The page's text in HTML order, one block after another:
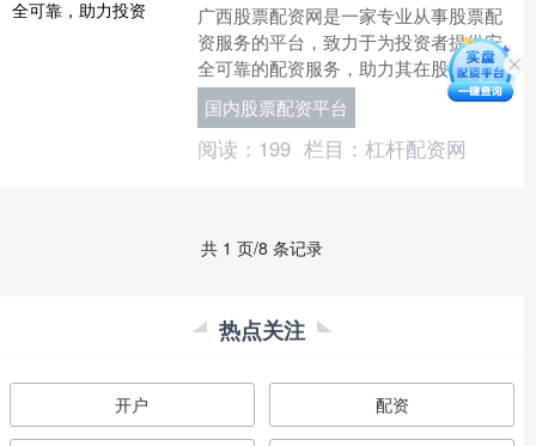
广西股票配资网是一家专业从事股票配
资服务的平台，致力于为投资者提供安
全可靠的配资服务，助力其在股市中获
得更高的收益。 **2. 了解风险：**充分
了解配资的风险....
国内股票配资平台
阅读： 199 栏目： 杠杆配资网
共 1 页/8 条记录
热点关注
开户 配资